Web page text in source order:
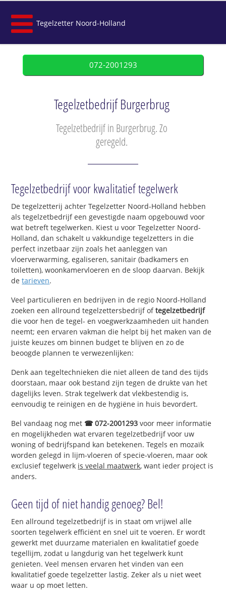
Tegelzetter Noord-Holland
072-2001293
Tegelzetbedrijf Burgerbrug
Tegelzetbedrijf in Burgerbrug. Zo
geregeld.
Tegelzetbedrijf voor kwalitatief tegelwerk
De tegelzetterij achter Tegelzetter Noord-Holland hebben
als tegelzetbedrijf een gevestigde naam opgebouwd voor
wat betreft tegelwerken. Kiest u voor Tegelzetter Noord-
Holland, dan schakelt u vakkundige tegelzetters in die
perfect inzetbaar zijn zoals het aanleggen van
vloerverwarming, egaliseren, sanitair (badkamers en
toiletten), woonkamervloeren en de sloop daarvan. Bekijk
detarieven.
Veel particulieren en bedrijven in de regio Noord-Holland
zoeken een allround tegelzettersbedrijf oftegelzetbedrijf
die voor hen de tegel- en voegwerkzaamheden uit handen
neemt; een ervaren vakman die helpt bij het maken van de
juiste keuzes om binnen budget te blijven en zo de
beoogde plannen te verwezenlijken:
Denk aan tegeltechnieken die niet alleen de tand des tijds
doorstaan, maar ook bestand zijn tegen de drukte van het
dagelijks leven. Strak tegelwerk dat vlekbestendig is,
eenvoudig te reinigen en de hygiëne in huis bevordert.
Bel vandaag nog met ☎ 072-2001293 voor meer informatie
en mogelijkheden wat ervaren tegelzetbedrijf voor uw
woning of bedrijfspand kan betekenen. Tegels en mozaïk
worden gelegd in lijm-vloeren of specie-vloeren, maar ook
exclusief tegelwerk is veelal maatwerk, want ieder project is
anders.
Geen tijd of niet handig genoeg? Bel!
Een allround tegelzetbedrijf is in staat om vrijwel alle
soorten tegelwerk efficiënt en snel uit te voeren. Er wordt
gewerkt met duurzame materialen en kwalitatief goede
tegellijm, zodat u langdurig van het tegelwerk kunt
genieten. Veel mensen ervaren het vinden van een
kwalitatief goede tegelzetter lastig. Zeker als u niet weet
waar u op moet letten.